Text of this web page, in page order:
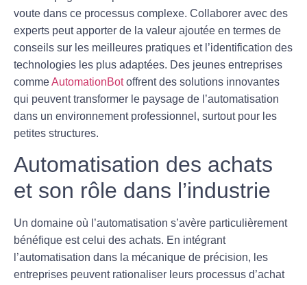
voute dans ce processus complexe. Collaborer avec des
experts peut apporter de la valeur ajoutée en termes de
conseils sur les meilleures pratiques et l’identification des
technologies les plus adaptées. Des jeunes entreprises
commeAutomationBotoffrent des solutions innovantes
qui peuvent transformer le paysage de l’automatisation
dans un environnement professionnel, surtout pour les
petites structures.
Automatisation des achats
et son rôle dans l’industrie
Un domaine où l’automatisation s’avère particulièrement
bénéfique est celui des achats. En intégrant
l’automatisation dans la mécanique de précision, les
entreprises peuvent rationaliser leurs processus d’achat